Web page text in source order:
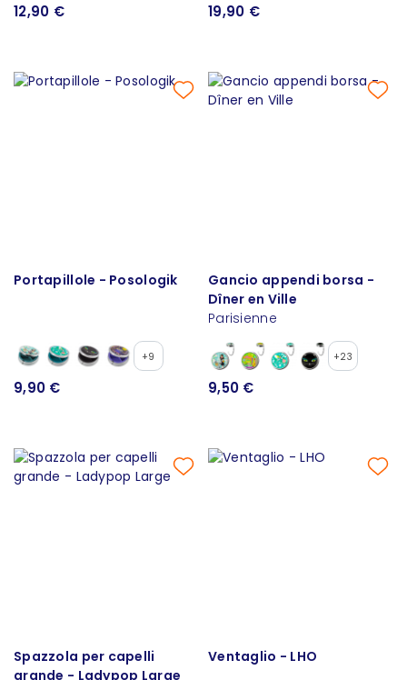
12,90 € 19,90 €
Portapillole - Posologik
+9
9,90 €
Gancio appendi borsa -
Dîner en Ville
Parisienne
+23
9,50 €
Spazzola per capelli
grande - Ladypop Large
Ventaglio - LHO